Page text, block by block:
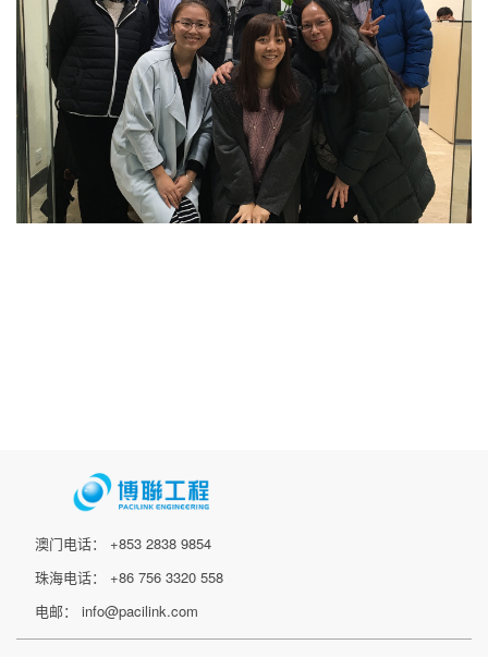
澳门电话： +853 2838 9854
珠海电话： +86 756 3320 558
电邮： info@pacilink.com